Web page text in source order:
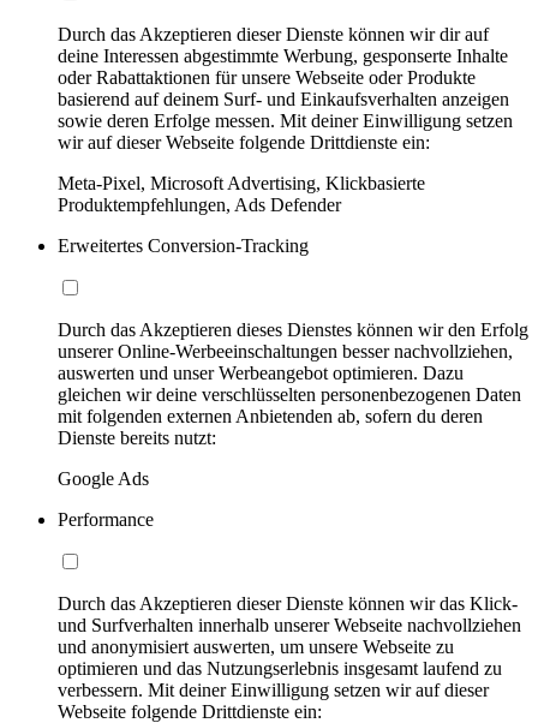
Durch das Akzeptieren dieser Dienste können wir dir auf
deine Interessen abgestimmte Werbung, gesponserte Inhalte
oder Rabattaktionen für unsere Webseite oder Produkte
basierend auf deinem Surf- und Einkaufsverhalten anzeigen
sowie deren Erfolge messen. Mit deiner Einwilligung setzen
wir auf dieser Webseite folgende Drittdienste ein:
Meta-Pixel, Microsoft Advertising, Klickbasierte
Produktempfehlungen, Ads Defender
Erweitertes Conversion-Tracking
Durch das Akzeptieren dieses Dienstes können wir den Erfolg
unserer Online-Werbeeinschaltungen besser nachvollziehen,
auswerten und unser Werbeangebot optimieren. Dazu
gleichen wir deine verschlüsselten personenbezogenen Daten
mit folgenden externen Anbietenden ab, sofern du deren
Dienste bereits nutzt:
Google Ads
Performance
Durch das Akzeptieren dieser Dienste können wir das Klick-
und Surfverhalten innerhalb unserer Webseite nachvollziehen
und anonymisiert auswerten, um unsere Webseite zu
optimieren und das Nutzungserlebnis insgesamt laufend zu
verbessern. Mit deiner Einwilligung setzen wir auf dieser
Webseite folgende Drittdienste ein: